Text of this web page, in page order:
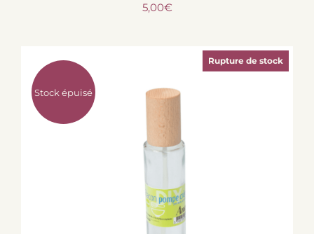
5,00€
Stock épuisé
Rupture de stock